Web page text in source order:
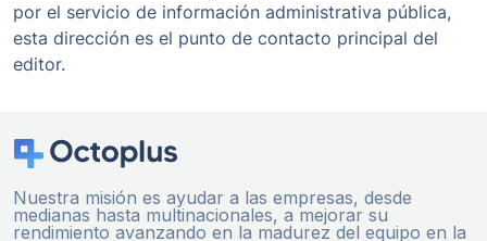
por el servicio de información administrativa pública,
esta dirección es el punto de contacto principal del
editor.
Nuestra misión es ayudar a las empresas, desde
medianas hasta multinacionales, a mejorar su
rendimiento avanzando en la madurez del equipo en la